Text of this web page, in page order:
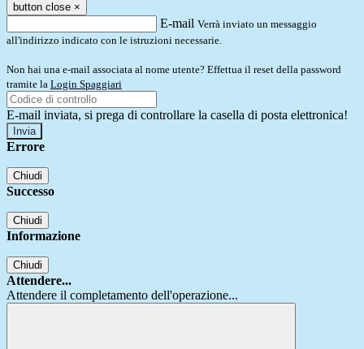
button close ×
E-mail Verrà inviato un messaggio
all'indirizzo indicato con le istruzioni necessarie.
Non hai una e-mail associata al nome utente? Effettua il reset della password
tramite la Login Spaggiari
E-mail inviata, si prega di controllare la casella di posta elettronica!
Errore
Chiudi
Successo
Chiudi
Informazione
Chiudi
Attendere...
Attendere il completamento dell'operazione...